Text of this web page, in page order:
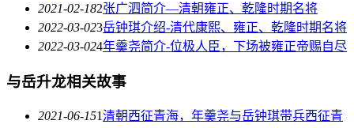
2021-02-182张广泗简介—清朝雍正、乾隆时期名将
2022-03-023岳钟琪介绍-清代康熙、雍正、乾隆时期名将
2022-03-024年羹尧简介-位极人臣，下场被雍正帝赐自尽
与岳升龙相关故事
2021-06-151清朝西征青海，年羹尧与岳钟琪带兵西征青